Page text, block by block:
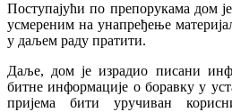
Поступајући по препорукама дом
усмереним на унапређење
у даљем раду пратити.
Даље, дом је израдио писани
битне информације о боравку у
пријема бити уручиван